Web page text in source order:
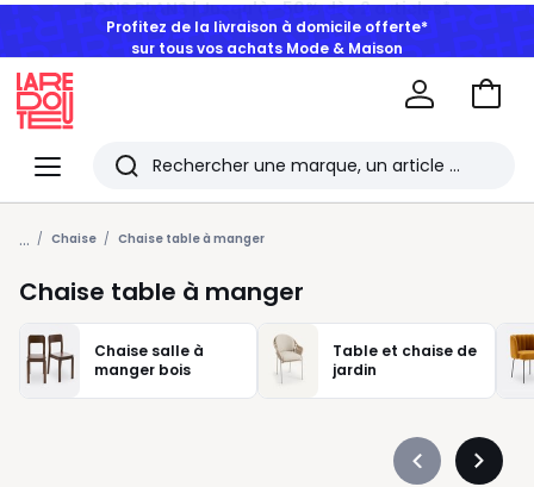
Profitez de la livraison à domicile offerte*
sur tous vos achats Mode & Maison
Menu
Redoute
Rechercher
Les
derniers
articles
consultés
Aller
... Chaise Chaise table à manger
Chaise table à manger
Chaise salle à
manger bois
Table et chaise de
jardin
Précédent